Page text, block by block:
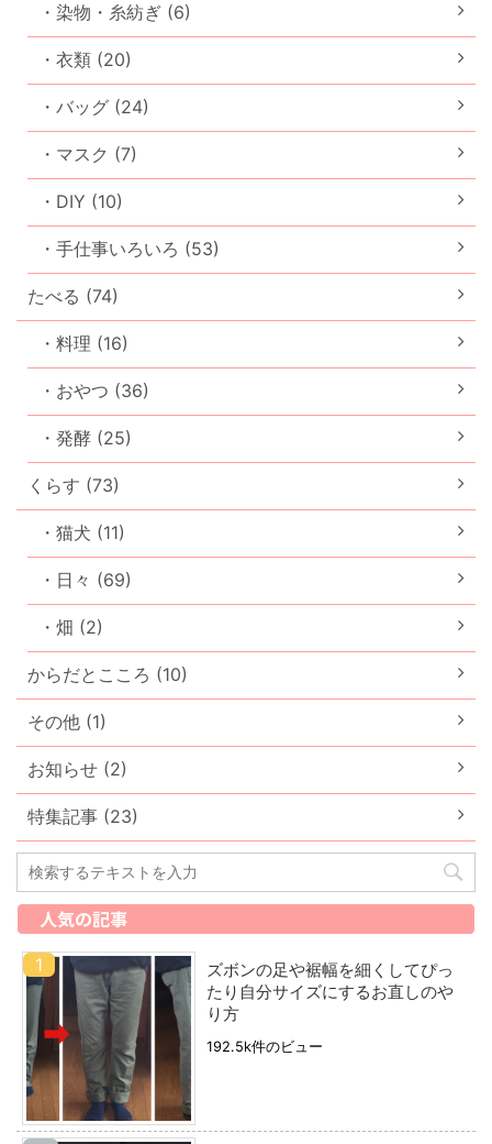
・染物・糸紡ぎ (6)
・衣類 (20)
・バッグ (24)
・マスク (7)
・DIY (10)
・手仕事いろいろ (53)
たべる (74)
・料理 (16)
・おやつ (36)
・発酵 (25)
くらす (73)
・猫犬 (11)
・日々 (69)
・畑 (2)
からだとこころ (10)
その他 (1)
お知らせ (2)
特集記事 (23)
人気の記事
ズボンの足や裾幅を細くしてぴっ
たり自分サイズにするお直しのや
り方
192.5k件のビュー